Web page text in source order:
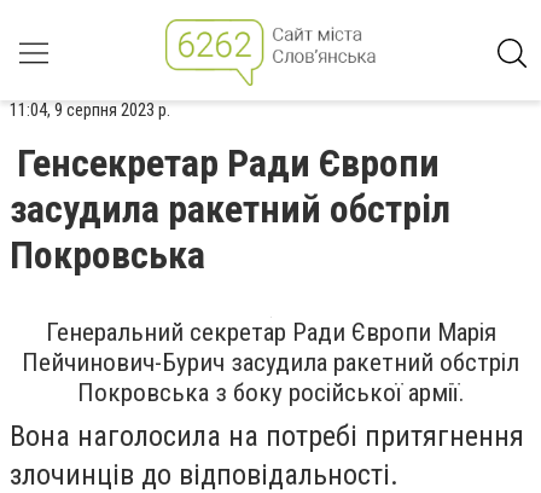
11:04, 9 серпня 2023 р.
Генсекретар Ради Європи
засудила ракетний обстріл
Покровська
Генеральний секретар Ради Європи Марія
Пейчинович-Бурич засудила ракетний обстріл
Покровська з боку російської армії.
Вона наголосила на потребі притягнення
злочинців до відповідальності.